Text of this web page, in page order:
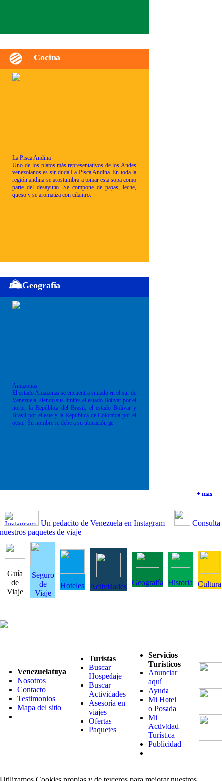
+ mas
+ mas
Cocina
La Pisca Andina
Uno de los platos más representativos de los Andes
venezolanos es sin duda La Pisca Andina. En toda la
región andina se acostumbra a tomar esta sopa como
parte del desayuno. Se compone de papas, leche,
queso y se aromatiza con cilantro.
+ mas
Geografia
Amazonas
El estado Amazonas se encuentra situado en el sur de
Venezuela, siendo sus límites el estado Bolívar por el
norte; la República del Brasil; el estado Bolívar y
Brasil por el este y la República de Colombia por el
oeste. Su nombre se debe a su ubicación ge
+ mas
Un pedacito de Venezuela en Instagram
Consulta
nuestros paquetes de viaje
Guía
de
Viaje
Seguro
de
Viaje
Hoteles Actividades Geografía Historia Cultura
Venezuelatuya
Nosotros
Contacto
Testimonios
Mapa del sitio
Turistas
Buscar
Hospedaje
Buscar
Actividades
Asesoría en
viajes
Ofertas
Paquetes
Servicios
Turísticos
Anunciar
aquí
Ayuda
Mi Hotel
o Posada
Mi
Actividad
Turística
Publicidad
Utilizamos Cookies propias y de terceros para mejorar nuestros